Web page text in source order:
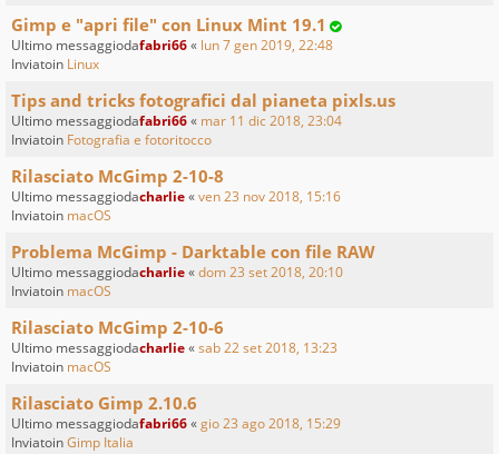
Gimp e "apri file" con Linux Mint 19.1
Ultimo messaggiodafabri66« lun 7 gen 2019, 22:48
Inviatoin Linux
Tips and tricks fotografici dal pianeta pixls.us
Ultimo messaggiodafabri66« mar 11 dic 2018, 23:04
Inviatoin Fotografia e fotoritocco
Rilasciato McGimp 2-10-8
Ultimo messaggiodacharlie«ven 23 nov 2018, 15:16
Inviatoin macOS
Problema McGimp - Darktable con file RAW
Ultimo messaggiodacharlie«dom 23 set 2018, 20:10
Inviatoin macOS
Rilasciato McGimp 2-10-6
Ultimo messaggiodacharlie«sab 22 set 2018, 13:23
Inviatoin macOS
Rilasciato Gimp 2.10.6
Ultimo messaggiodafabri66«gio 23 ago 2018, 15:29
InviatoinGimp Italia